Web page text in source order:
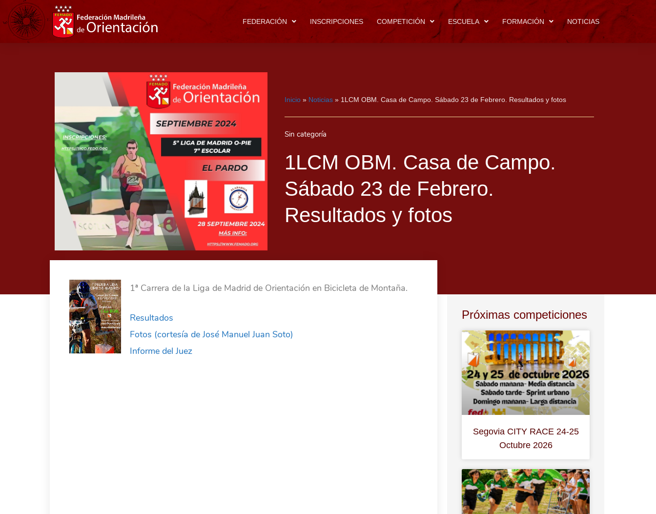
FEDERACIÓN INSCRIPCIONES COMPETICIÓN ESCUELA FORMACIÓN NOTICIAS
Inicio » Noticias » 1LCM OBM. Casa de Campo. Sábado 23 de Febrero. Resultados y fotos
Sin categoría
1LCM OBM. Casa de Campo.
Sábado 23 de Febrero.
Resultados y fotos
1ª Carrera de la Liga de Madrid de Orientación en Bicicleta de Montaña.
Resultados
Fotos (cortesía de José Manuel Juan Soto)
Informe del Juez
Próximas competiciones
Segovia CITY RACE 24-25
Octubre 2026